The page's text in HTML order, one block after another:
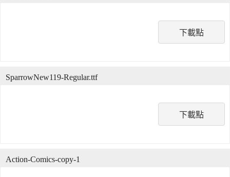
下載點
下載點
SparrowNew119-Regular.ttf
Action-Comics-copy-1